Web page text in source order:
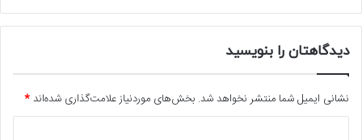
دیدگاهتان را بنویسید
نشانی ایمیل شما منتشر نخواهد شد. بخش‌های موردنیاز علامت‌گذاری شده‌اند*